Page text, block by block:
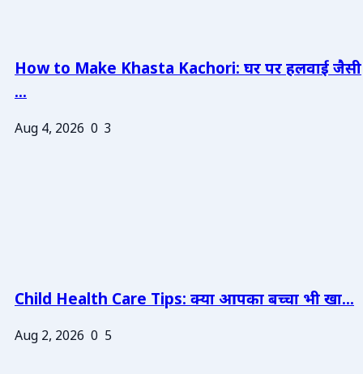
How to Make Khasta Kachori: घर पर हलवाई जैसी
...
Aug 4, 2026 0 3
Child Health Care Tips: क्या आपका बच्चा भी खा...
Aug 2, 2026 0 5